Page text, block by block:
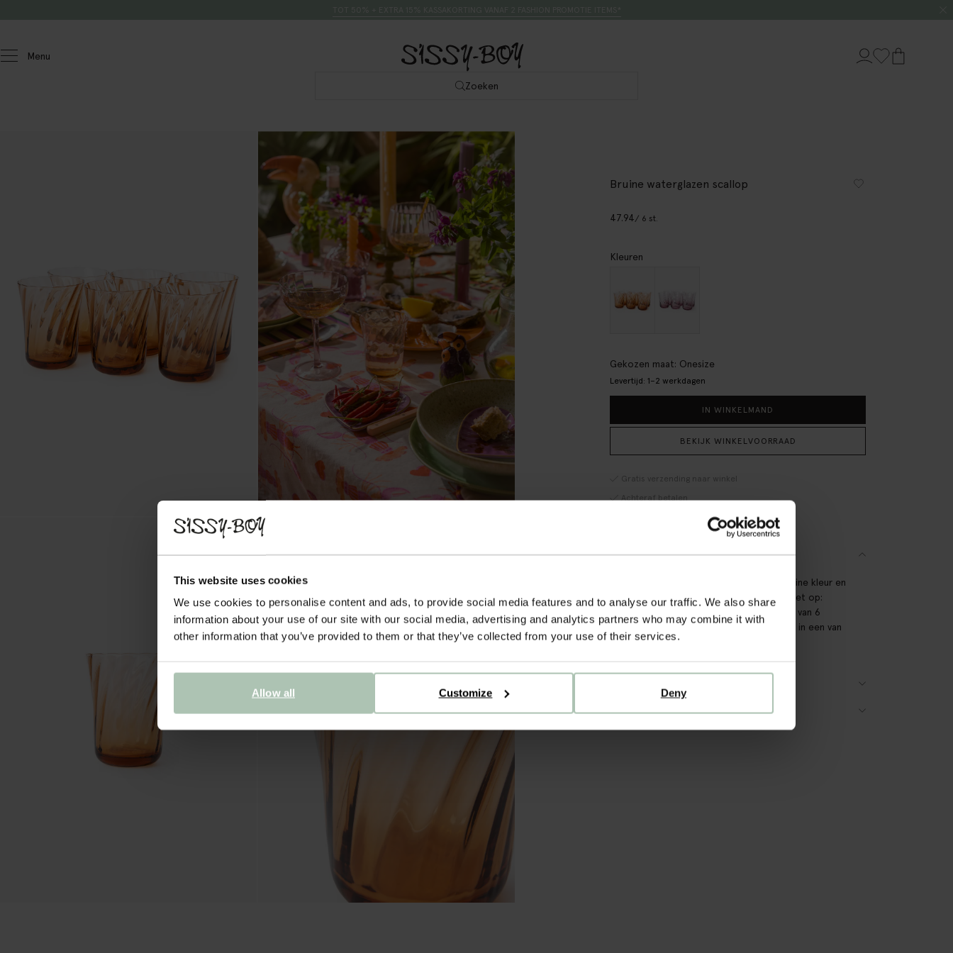
This website uses cookies
We use cookies to personalise content and ads, to provide social media features and to analyse our traffic. We also share
information about your use of our site with our social media, advertising and analytics partners who may combine it with
other information that you’ve provided to them or that they’ve collected from your use of their services.
Deny
Customize
Allow all
Menu
Zoeken
Bruine waterglazen scallop
47.94/ 6 st.
Kleuren
Gekozen maat: Onesize
Levertijd: 1–2 werkdagen
IN WINKELMAND
BEKIJK WINKELVOORRAAD
Gratis verzending naar winkel
Achteraf betalen
OMSCHRIJVING
Deze transparante glazen hebben een bruine kleur en
een golvende rand. Afmeting: 10x7,5 cm. Let op:
online kun je deze glazen alleen in een set van 6
kopen. Wil je er liever één? Kom dan langs in een van
onze winkels!
BEZORGEN & RETOUR